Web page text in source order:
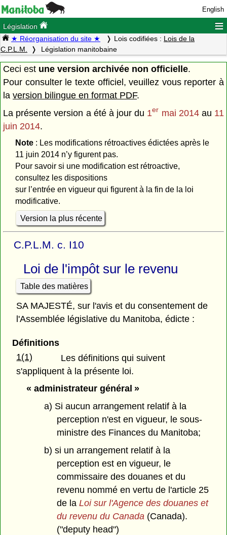
English
Législation ≡
★ Réorganisation du site ★ Lois codifiées : Lois de la
C.P.L.M.
Législation manitobaine
Ceci est une version archivée non officielle.
Pour consulter le texte officiel, veuillez vous reporter à
la version bilingue en format PDF.
La présente version a été à jour du 1er mai 2014au 11
juin 2014.
Note: Les modifications rétroactives édictées après le
11 juin 2014 n’y figurent pas.
Pour savoir si une modification est rétroactive,
consultez les dispositions
sur l’entrée en vigueur qui figurent à la fin de la loi
modificative.
Version la plus récente
C.P.L.M. c. I10
Loi de l'impôt sur le revenu
Table des matières
SA MAJESTÉ, sur l'avis et du consentement de
l'Assemblée législative du Manitoba, édicte :
Définitions
1(1)
Les définitions qui suivent
s'appliquent à la présente loi.
« administrateur général »
a) Si aucun arrangement relatif à la
perception n'est en vigueur, le sous-
ministre des Finances du Manitoba;
b) si un arrangement relatif à la
perception est en vigueur, le
commissaire des douanes et du
revenu nommé en vertu de l'article 25
de la Loi sur l'Agence des douanes et
du revenu du Canada (Canada).
("deputy head")